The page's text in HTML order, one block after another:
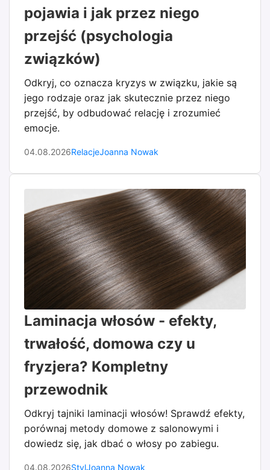
pojawia i jak przez niego
przejść (psychologia
związków)
Odkryj, co oznacza kryzys w związku, jakie są
jego rodzaje oraz jak skutecznie przez niego
przejść, by odbudować relację i zrozumieć
emocje.
04.08.2026RelacjeJoanna Nowak
Laminacja włosów - efekty,
trwałość, domowa czy u
fryzjera? Kompletny
przewodnik
Odkryj tajniki laminacji włosów! Sprawdź efekty,
porównaj metody domowe z salonowymi i
dowiedz się, jak dbać o włosy po zabiegu.
04.08.2026StylJoanna Nowak